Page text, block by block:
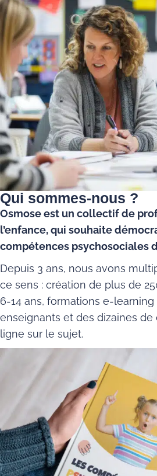
Qui sommes-nous ?
Osmose est un collectif de
l’enfance, qui souhaite
compétences psychosociales
Depuis 3 ans, nous avons
ce sens : création de plus de
6-14 ans, formations e-
enseignants et des dizaines
ligne sur le sujet.